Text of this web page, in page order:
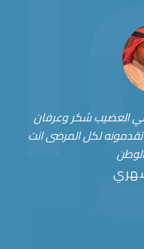
العضيب شكر وعرفان
لكل المرضى انت